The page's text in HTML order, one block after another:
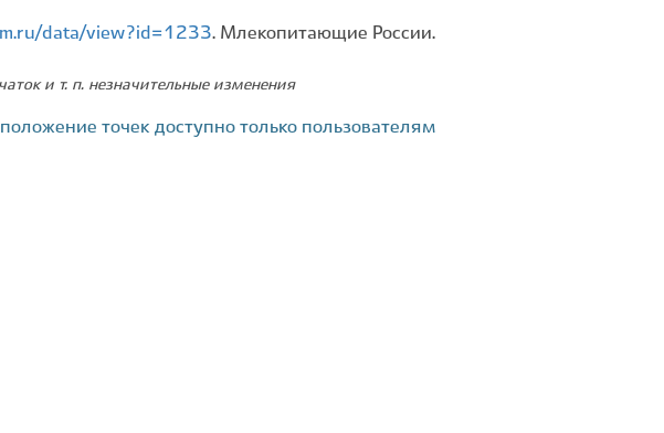
data/view?id=1233. Млекопитающие России.
и т. п. незначительные изменения
точек доступно только пользователям